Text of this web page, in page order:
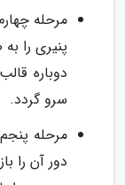
مرحله
پنیری را
سرو گردد.
مرحله
دور آن را